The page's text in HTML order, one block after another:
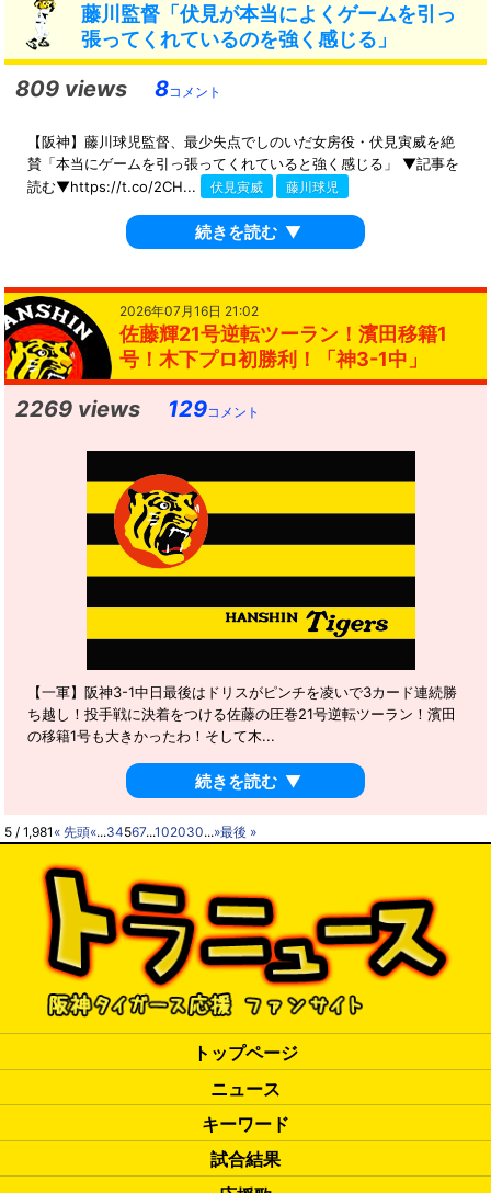
藤川監督「伏見が本当によくゲームを引っ
張ってくれているのを強く感じる」
809 views 8コメント
【阪神】藤川球児監督、最少失点でしのいだ女房役・伏見寅威を絶
賛「本当にゲームを引っ張ってくれていると強く感じる」 ▼記事を
読む▼https://t.co/2CH...
伏見寅威 藤川球児
続きを読む ▼
2026年07月16日 21:02
佐藤輝21号逆転ツーラン！濱田移籍1
号！木下プロ初勝利！「神3-1中」
2269 views 129コメント
【一軍】阪神3-1中日最後はドリスがピンチを凌いで3カード連続勝
ち越し！投手戦に決着をつける佐藤の圧巻21号逆転ツーラン！濱田
の移籍1号も大きかったわ！そして木...
続きを読む ▼
5 / 1,981 « 先頭«...34567...102030...»最後 »
トップページ
ニュース
キーワード
試合結果